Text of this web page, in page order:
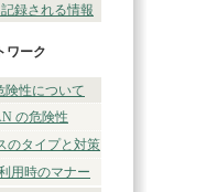
録される情報
ワーク
険性について
の危険性
のタイプと対策
用時のマナー